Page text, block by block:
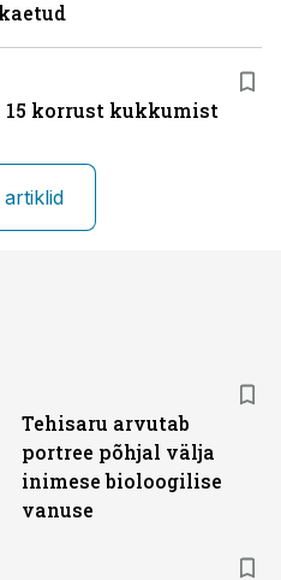
15 korrust kukkumist
artiklid
Tehisaru arvutab
portree põhjal välja
inimese bioloogilise
vanuse